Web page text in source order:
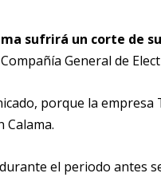
sufrirá un corte de
General de
porque la
Calama.
el periodo antes